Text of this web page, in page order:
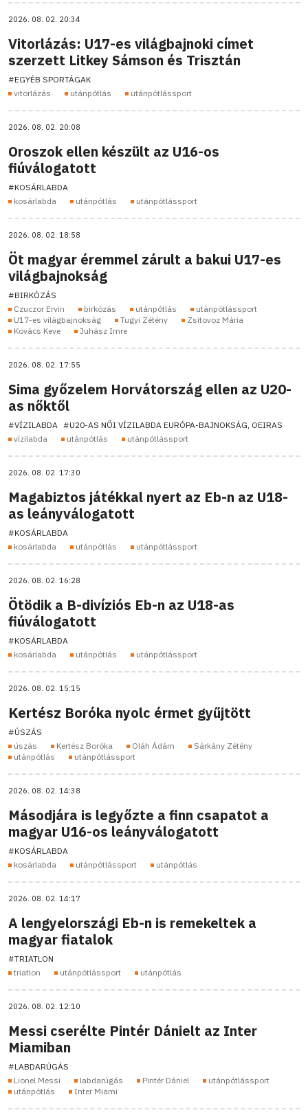
2026. 08. 02. 20:34
Vitorlázás: U17-es világbajnoki címet
szerzett Litkey Sámson és Trisztán
#EGYÉB SPORTÁGAK
vitorlázás
utánpótlás utánpótlássport
2026. 08. 02. 20:08
Oroszok ellen készült az U16-os
fiúválogatott
#KOSÁRLABDA
kosárlabda
utánpótlás utánpótlássport
2026. 08. 02. 18:58
Öt magyar éremmel zárult a bakui U17-es
világbajnokság
#BIRKÓZÁS
Czuczor Ervin
birkózás utánpótlás
utánpótlássport
U17-es világbajnokság
Tugyi Zétény
Zsitovoz Mária
Kovács Keve
Juhász Imre
2026. 08. 02. 17:55
Sima győzelem Horvátország ellen az U20-
as nőktől
#VÍZILABDA #U20-AS NŐI VÍZILABDA EURÓPA-BAJNOKSÁG, OEIRAS
vízilabda
utánpótlás utánpótlássport
2026. 08. 02. 17:30
Magabiztos játékkal nyert az Eb-n az U18-
as leányválogatott
#KOSÁRLABDA
kosárlabda
utánpótlás utánpótlássport
2026. 08. 02. 16:28
Ötödik a B-divíziós Eb-n az U18-as
fiúválogatott
#KOSÁRLABDA
kosárlabda
utánpótlás utánpótlássport
2026. 08. 02. 15:15
Kertész Boróka nyolc érmet gyűjtött
#ÚSZÁS
úszás
Kertész Boróka Oláh Ádám
Sárkány Zétény
utánpótlás
utánpótlássport
2026. 08. 02. 14:38
Másodjára is legyőzte a finn csapatot a
magyar U16-os leányválogatott
#KOSÁRLABDA
kosárlabda
utánpótlássport utánpótlás
2026. 08. 02. 14:17
A lengyelországi Eb-n is remekeltek a
magyar fiatalok
#TRIATLON
triatlon
utánpótlássport utánpótlás
2026. 08. 02. 12:10
Messi cserélte Pintér Dánielt az Inter
Miamiban
#LABDARÚGÁS
Lionel Messi
labdarúgás Pintér Dániel
utánpótlássport
utánpótlás
Inter Miami